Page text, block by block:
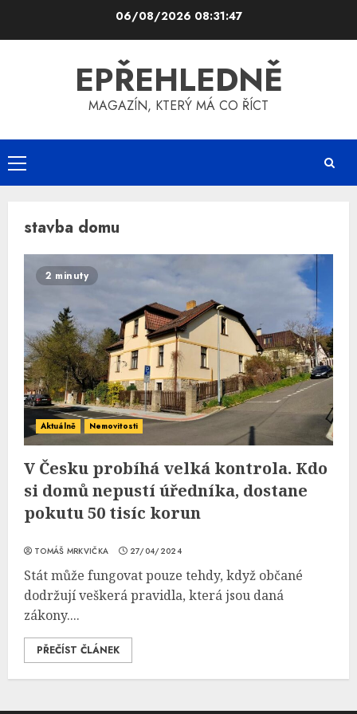
06/08/2026 08:31:47
EPŘEHLEDNĚ
MAGAZÍN, KTERÝ MÁ CO ŘÍCT
Primary
Menu
stavba domu
2 minuty
Aktuálně Nemovitosti
V Česku probíhá velká kontrola. Kdo
si domů nepustí úředníka, dostane
pokutu 50 tisíc korun
TOMÁŠ MRKVIČKA 27/04/2024
Stát může fungovat pouze tehdy, když občané
dodržují veškerá pravidla, která jsou daná
zákony....
PŘEČÍST ČLÁNEK